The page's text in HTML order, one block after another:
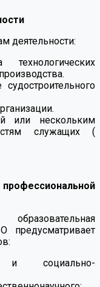
деятельности:
или нескольким
служащих (
предусматривает
и социально-